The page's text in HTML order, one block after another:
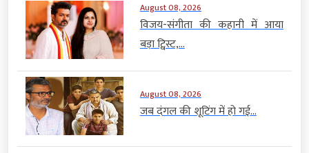
August 08, 2026
विजय-संगीता की कहानी में आया
बड़ा ट्विस्ट,...
August 08, 2026
जब दंगल की शूटिंग में हो गई...